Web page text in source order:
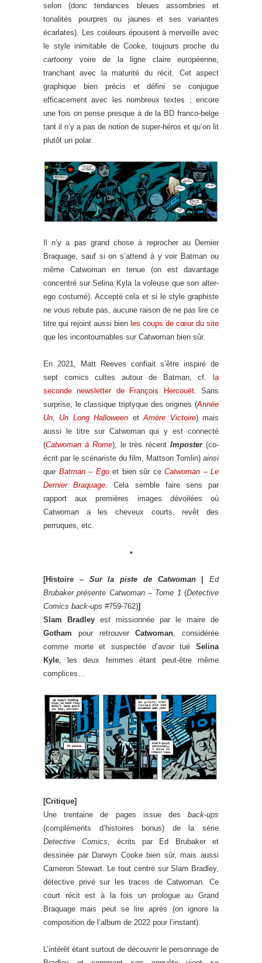
selon (donc tendances bleues assombries et
tonalités pourpres ou jaunes et ses variantes
écarlates). Les couleurs épousent à merveille avec
le style inimitable de Cooke, toujours proche du
cartoony voire de la ligne claire européenne,
tranchant avec la maturité du récit. Cet aspect
graphique bien précis et défini se conjugue
efficacement avec les nombreux textes ; encore
une fois on pense presque à de la BD franco-belge
tant il n’y a pas de notion de super-héros et qu’on lit
plutôt un polar.
Il n’y a pas grand chose à reprocher au Dernier
Braquage, sauf si on s’attend à y voir Batman ou
même Catwoman en tenue (on est davantage
concentré sur Selina Kyla la voleuse que son alter-
ego costumé). Accepté cela et si le style graphiste
ne vous rebute pas, aucune raison de ne pas lire ce
titre qui rejoint aussi bien les coups de cœur du site
que les incontournables sur Catwoman bien sûr.
En 2021, Matt Reeves confiait s’être inspiré de
sept comics cultes autour de Batman, cf.
la
seconde newsletter de François Hercouët. Sans
surprise, le classique triptyque des origines (Année
Un, Un Long Halloween etAmère Victoire) mais
aussi le titre sur Catwoman qui y est connecté
(Catwoman à Rome), le très récentImposter(co-
écrit par le scénariste du film, Mattson Tomlin) ainsi
que Batman – Egoet bien sûr ce Catwoman – Le
Dernier Braquage. Cela semble faire sens par
rapport aux premières images dévoilées où
Catwoman a les cheveux courts, revêt des
perruques, etc.
•
[Histoire – Sur la piste de Catwoman| Ed
Brubaker présente Catwoman – Tome 1 (Detective
Comics back-ups #759-762)]
Slam Bradley est missionnée par le maire de
Gotham pour retrouverCatwoman, considérée
comme morte et suspectée d’avoir tué Selina
Kyle, les deux femmes étant peut-être même
complices…
[Critique]
Une trentaine de pages issue des back-ups
(compléments d’histoires bonus) de la série
Detective Comics, écrits par Ed Brubaker et
dessinée par Darwyn Cooke bien sûr, mais aussi
Cameron Stewart. Le tout centré sur Slam Bradley,
détective privé sur les traces de Catwoman. Ce
court récit est à la fois un prologue au Grand
Braquage mais peut se lire après (on ignore la
composition de l’album de 2022 pour l’instant).
L’intérêt étant surtout de découvrir le personnage de